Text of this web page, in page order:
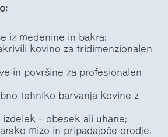
iz medenine in bakra;
kovino za tridimenzionalen
in površine za profesionalen
tehniko barvanja kovine z
– obesek ali uhane;
mizo in pripadajoče orodje.